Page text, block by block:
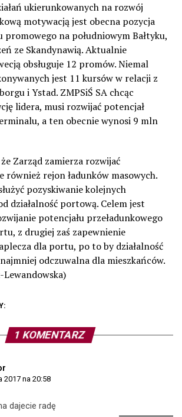
ukierunkowanych na rozwój
motywacją jest obecna pozycja
na południowym Bałtyku,
ze Skandynawią. Aktualnie
obsługuje 12 promów. Niemal
jest 11 kursów w relacji z
i Ystad. ZMPSiŚ SA chcąc
lidera, musi rozwijać potencjał
a ten obecnie wynosi 9 mln
Zarząd zamierza rozwijać
rejon ładunków masowych.
pozyskiwanie kolejnych
działalność portową. Celem jest
potencjału przeładunkowego
z drugiej zaś zapewnienie
dla portu, po to by działalność
odczuwalna dla mieszkańców.
1 KOMENTARZ
2017 na 20:58
dajecie radę